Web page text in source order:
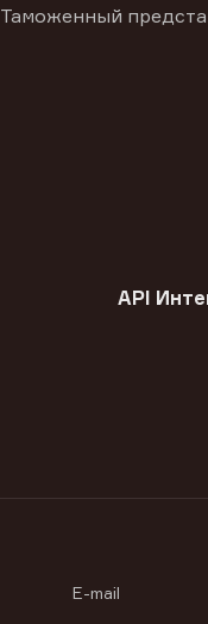
Таможенный
API
E-mail